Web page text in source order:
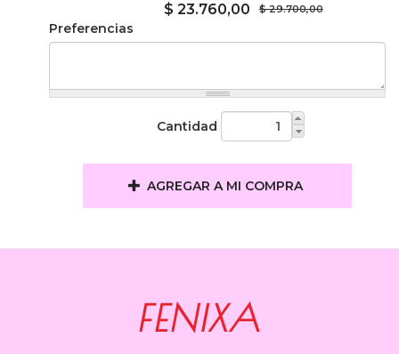
$ 29.700,00
$ 23.760,00
Preferencias
Cantidad
AGREGAR A MI COMPRA